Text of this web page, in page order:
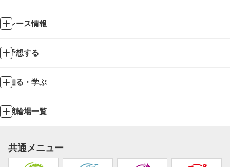
レース情報
予想する
知る・学ぶ
競輪場一覧
共通メニュー